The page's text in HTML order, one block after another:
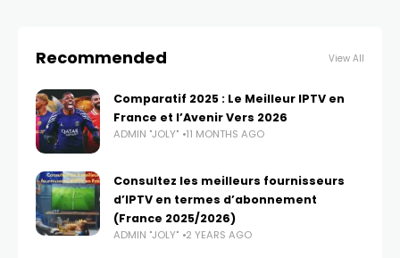
Recommended View All
Comparatif 2025 : Le Meilleur IPTV en
France et l’Avenir Vers 2026
ADMIN "JOLY" 11 MONTHS AGO
Consultez les meilleurs fournisseurs
d’IPTV en termes d’abonnement
(France 2025/2026)
ADMIN "JOLY" 2 YEARS AGO